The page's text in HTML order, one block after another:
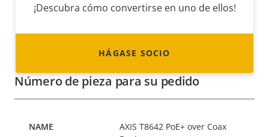
¡Descubra cómo convertirse en uno de ellos!
HÁGASE SOCIO
Número de pieza para su pedido
AXIS T8642 PoE+ over Coax